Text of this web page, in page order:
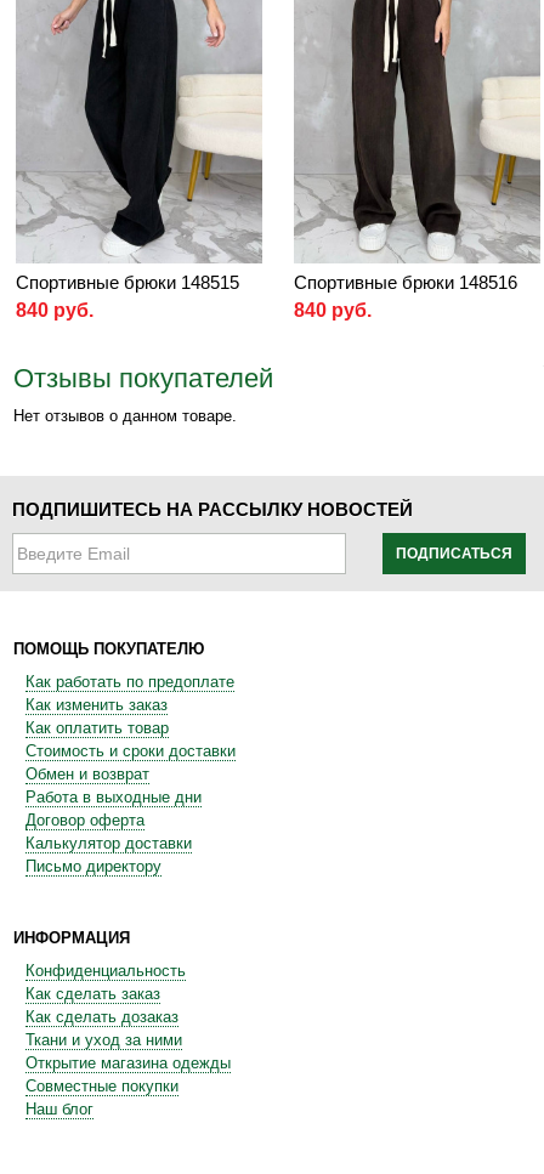
Спортивные брюки 148515
840 руб.
Спортивные брюки 148516
840 руб.
Отзывы покупателей
Нет отзывов о данном товаре.
ПОДПИШИТЕСЬ НА РАССЫЛКУ НОВОСТЕЙ
ПОДПИСАТЬСЯ
ПОМОЩЬ ПОКУПАТЕЛЮ
Как работать по предоплате
Как изменить заказ
Как оплатить товар
Стоимость и сроки доставки
Обмен и возврат
Работа в выходные дни
Договор оферта
Калькулятор доставки
Письмо директору
ИНФОРМАЦИЯ
Конфиденциальность
Как сделать заказ
Как сделать дозаказ
Ткани и уход за ними
Открытие магазина одежды
Совместные покупки
Наш блог